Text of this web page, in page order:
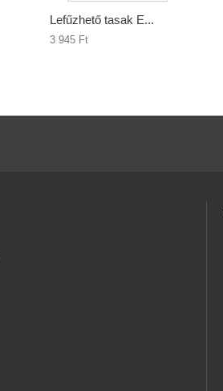
Lefűzhető tasak E...
3 945 Ft‎